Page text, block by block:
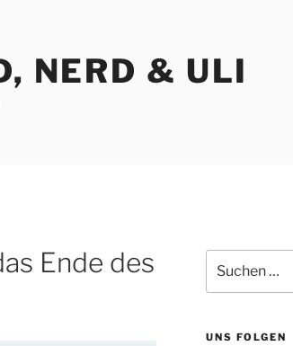
NERD & ULI
Ende des
nach:
UNS FOLGEN